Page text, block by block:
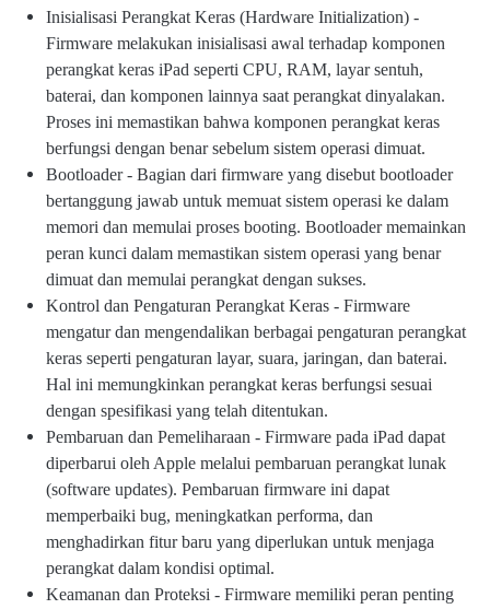
Inisialisasi Perangkat Keras (Hardware Initialization) -
Firmware melakukan inisialisasi awal terhadap komponen
perangkat keras iPad seperti CPU, RAM, layar sentuh,
baterai, dan komponen lainnya saat perangkat dinyalakan.
Proses ini memastikan bahwa komponen perangkat keras
berfungsi dengan benar sebelum sistem operasi dimuat.
Bootloader - Bagian dari firmware yang disebut bootloader
bertanggung jawab untuk memuat sistem operasi ke dalam
memori dan memulai proses booting. Bootloader memainkan
peran kunci dalam memastikan sistem operasi yang benar
dimuat dan memulai perangkat dengan sukses.
Kontrol dan Pengaturan Perangkat Keras - Firmware
mengatur dan mengendalikan berbagai pengaturan perangkat
keras seperti pengaturan layar, suara, jaringan, dan baterai.
Hal ini memungkinkan perangkat keras berfungsi sesuai
dengan spesifikasi yang telah ditentukan.
Pembaruan dan Pemeliharaan - Firmware pada iPad dapat
diperbarui oleh Apple melalui pembaruan perangkat lunak
(software updates). Pembaruan firmware ini dapat
memperbaiki bug, meningkatkan performa, dan
menghadirkan fitur baru yang diperlukan untuk menjaga
perangkat dalam kondisi optimal.
Keamanan dan Proteksi - Firmware memiliki peran penting